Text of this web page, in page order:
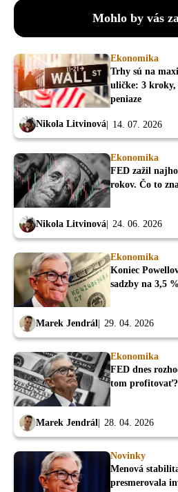
Mohlo by vás
Ekonomika
Trhy sú na
uličke: 3 kroky,
peniaze
Nikola Litvinová 14. 07. 2026
Ekonomika
FED zažil
rokov. Čo to
Nikola Litvinová 24. 06. 2026
Ekonomika
Koniec
sadzby na 3,5
Marek Jendrál 29. 04. 2026
Ekonomika
FED dnes
tom profitovať?
Marek Jendrál 28. 04. 2026
Novinky
Menová
presmerovala